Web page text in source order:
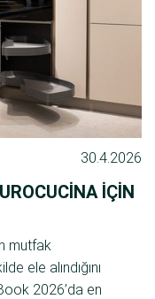
30.4.2026
IÇIN
mutfak
ele alındığını
2026’da en